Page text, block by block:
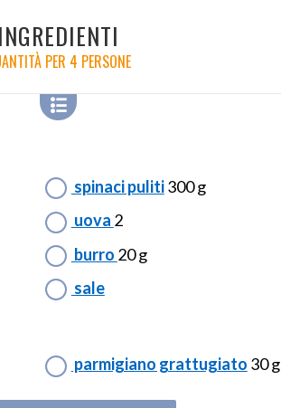
INGREDIENTI
PER 4 PERSONE
spinaci puliti300 g
uova 2
burro 20 g
sale
parmigiano grattugiato 30 g